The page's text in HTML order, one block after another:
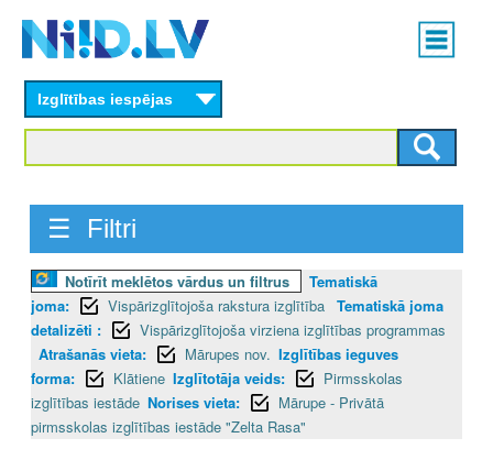
content
Main
menu
Izglītības iespējas
☰ Filtri
Notīrīt meklētos vārdus un filtrus
Tematiskā
joma:
Vispārizglītojoša rakstura izglītība Tematiskā joma
detalizēti :
Vispārizglītojoša virziena izglītības programmas
Atrašanās vieta:
Mārupes nov. Izglītības ieguves
forma:
Klātiene Izglītotāja veids:
Pirmsskolas
izglītības iestāde Norises vieta:
Mārupe - Privātā
pirmsskolas izglītības iestāde "Zelta Rasa"